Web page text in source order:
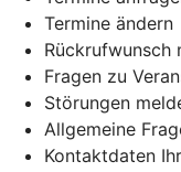
Termine ändern
Rückrufwunsch
Fragen zu
Störungen
Allgemeine
Kontaktdaten